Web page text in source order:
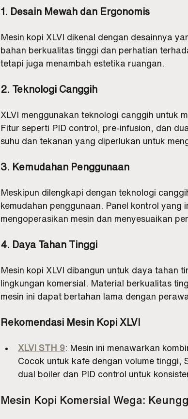
1. Desain Mewah dan Ergonomis
Mesin kopi XLVI dikenal dengan desainnya
bahan berkualitas tinggi dan perhatian
tetapi juga menambah estetika ruangan.
2. Teknologi Canggih
XLVI menggunakan teknologi canggih untuk
Fitur seperti PID control, pre-infusion, dan
suhu dan tekanan yang diperlukan untuk
3. Kemudahan Penggunaan
Meskipun dilengkapi dengan teknologi
kemudahan penggunaan. Panel kontrol yang
mengoperasikan mesin dan menyesuaikan
4. Daya Tahan Tinggi
Mesin kopi XLVI dibangun untuk daya tahan
lingkungan komersial. Material berkualitas
mesin ini dapat bertahan lama dengan
Rekomendasi Mesin Kopi XLVI
XLVI STH 9: Mesin ini menawarkan
Cocok untuk kafe dengan volume tinggi,
dual boiler dan PID control untuk
Mesin Kopi Komersial Wega: